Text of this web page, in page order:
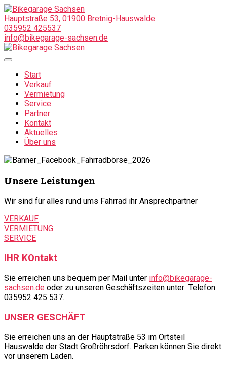
Hauptstraße 53, 01900 Bretnig-Hauswalde
035952 425537
info@bikegarage-sachsen.de
Start
Verkauf
Vermietung
Service
Partner
Kontakt
Aktuelles
Über uns
Unsere Leistungen
Wir sind für alles rund ums Fahrrad ihr Ansprechpartner
VERKAUF
VERMIETUNG
SERVICE
IHR KOntakt
Sie erreichen uns bequem per Mail unter info@bikegarage-
sachsen.de oder zu unseren Geschäftszeiten unter Telefon
035952 425 537.
UNSER GESCHÄFT
Sie erreichen uns an der Hauptstraße 53 im Ortsteil
Hauswalde der Stadt Großröhrsdorf. Parken können Sie direkt
vor unserem Laden.